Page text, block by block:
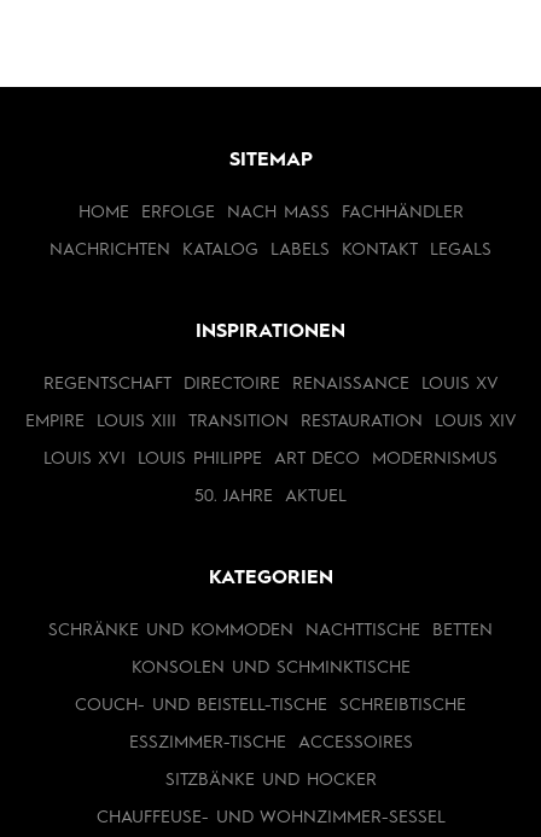
SITEMAP
HOME ERFOLGE NACH MASS FACHHÄNDLER
NACHRICHTEN KATALOG LABELS KONTAKT LEGALS
INSPIRATIONEN
REGENTSCHAFT DIRECTOIRE RENAISSANCE LOUIS XV
EMPIRE LOUIS XIII TRANSITION RESTAURATION LOUIS XIV
LOUIS XVI LOUIS PHILIPPE ART DECO MODERNISMUS
50. JAHRE AKTUEL
KATEGORIEN
SCHRÄNKE UND KOMMODEN NACHTTISCHE BETTEN
KONSOLEN UND SCHMINKTISCHE
COUCH- UND BEISTELL-TISCHE SCHREIBTISCHE
ESSZIMMER-TISCHE ACCESSOIRES
SITZBÄNKE UND HOCKER
CHAUFFEUSE- UND WOHNZIMMER-SESSEL